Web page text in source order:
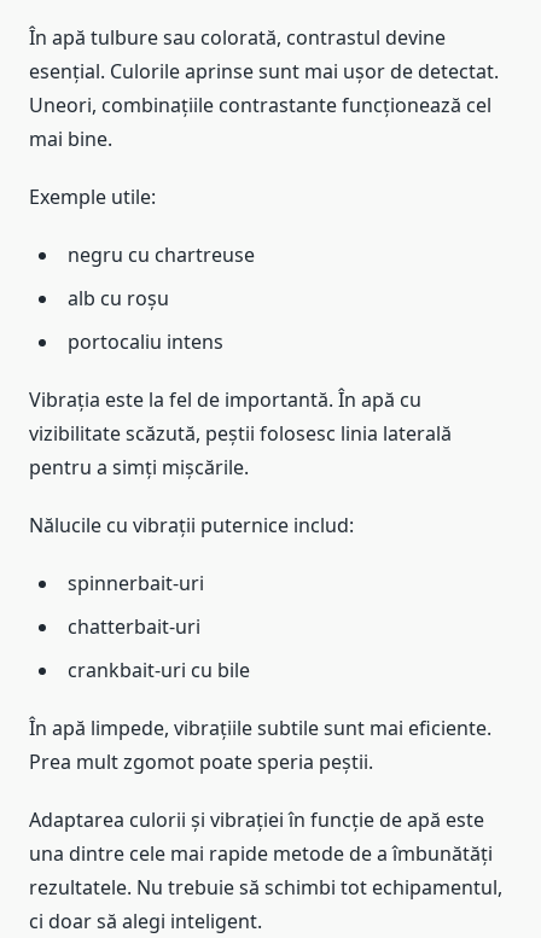
În apă tulbure sau colorată, contrastul devine
esențial. Culorile aprinse sunt mai ușor de detectat.
Uneori, combinațiile contrastante funcționează cel
mai bine.
Exemple utile:
negru cu chartreuse
alb cu roșu
portocaliu intens
Vibrația este la fel de importantă. În apă cu
vizibilitate scăzută, peștii folosesc linia laterală
pentru a simți mișcările.
Nălucile cu vibrații puternice includ:
spinnerbait-uri
chatterbait-uri
crankbait-uri cu bile
În apă limpede, vibrațiile subtile sunt mai eficiente.
Prea mult zgomot poate speria peștii.
Adaptarea culorii și vibrației în funcție de apă este
una dintre cele mai rapide metode de a îmbunătăți
rezultatele. Nu trebuie să schimbi tot echipamentul,
ci doar să alegi inteligent.